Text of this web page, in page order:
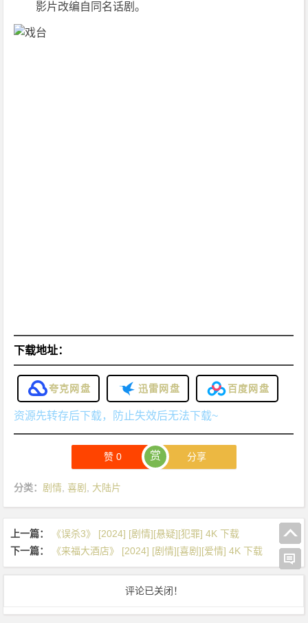
影片改编自同名话剧。
下载地址：
夸克网盘 迅雷网盘 百度网盘
资源先转存后下载，防止失效后无法下载~
赞0 赏 分享
分类： 剧情 ,喜剧 大陆片
上一篇：
《误杀3》 [2024] [剧情][悬疑][犯罪] 4K 下载
下一篇：
《来福大酒店》 [2024] [剧情][喜剧][爱情] 4K 下载
评论已关闭！